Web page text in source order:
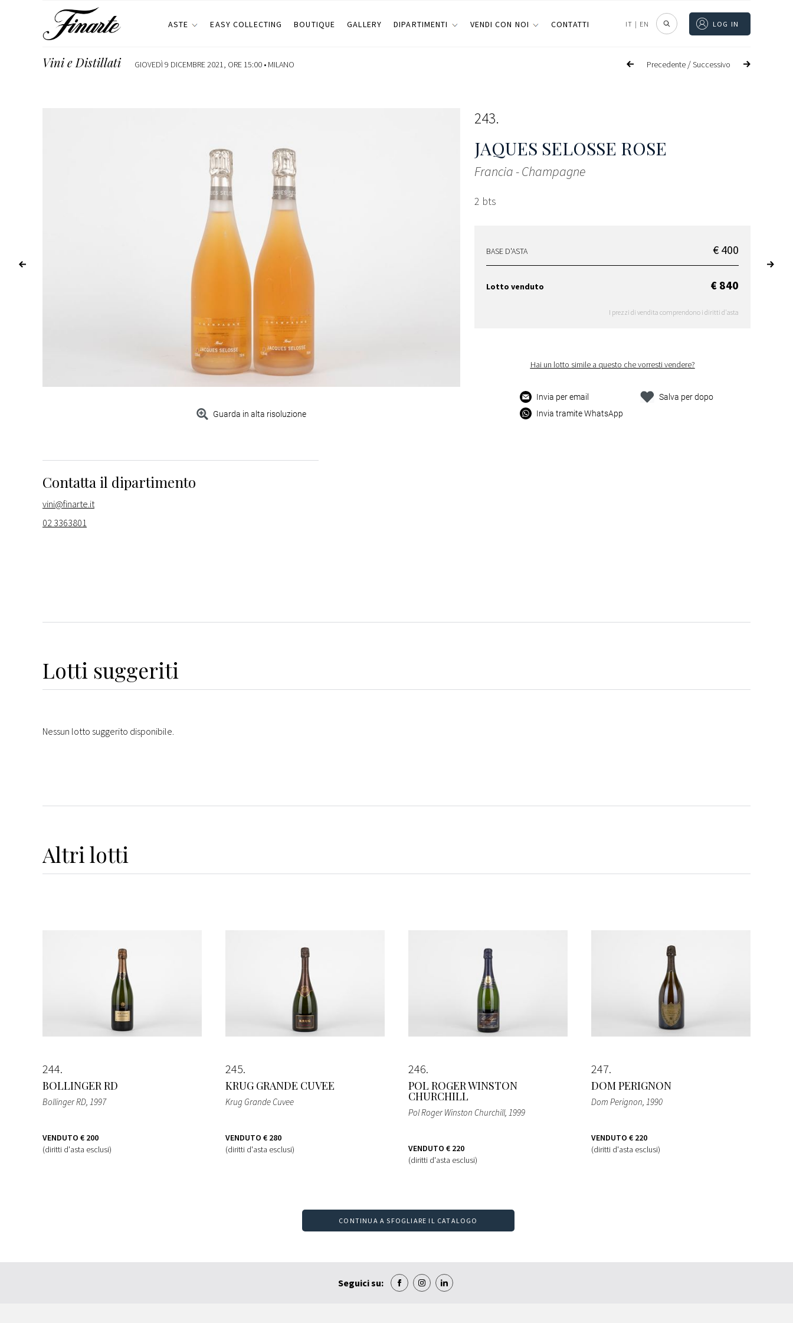
ASTE EASY COLLECTING BOUTIQUE GALLERY DIPARTIMENTI VENDI CON NOI CONTATTI IT | EN LOG IN
Precedente /Successivo
Vini e Distillati GIOVEDÌ 9 DICEMBRE 2021, ORE 15:00 • MILANO
Guarda in alta risoluzione
243
JAQUES SELOSSE ROSE
Francia - Champagne
2 bts
BASE D'ASTA € 400
Lotto venduto € 840
I prezzi di vendita comprendono i diritti d'asta
Hai un lotto simile a questo che vorresti vendere?
Invia per email
Invia tramite WhatsApp
Salva per dopo
Contatta il dipartimento
vini@finarte.it
02 3363801
Lotti suggeriti
Nessun lotto suggerito disponibile.
Altri lotti
244
BOLLINGER RD
Bollinger RD, 1997
VENDUTO € 200
(diritti d'asta esclusi)
245
KRUG GRANDE CUVEE
Krug Grande Cuvee
VENDUTO € 280
(diritti d'asta esclusi)
246
POL ROGER WINSTON
CHURCHILL
Pol Roger Winston Churchill, 1999
VENDUTO € 220
(diritti d'asta esclusi)
247
DOM PERIGNON
Dom Perignon, 1990
VENDUTO € 220
(diritti d'asta esclusi)
CONTINUA A SFOGLIARE IL CATALOGO
Seguici su: